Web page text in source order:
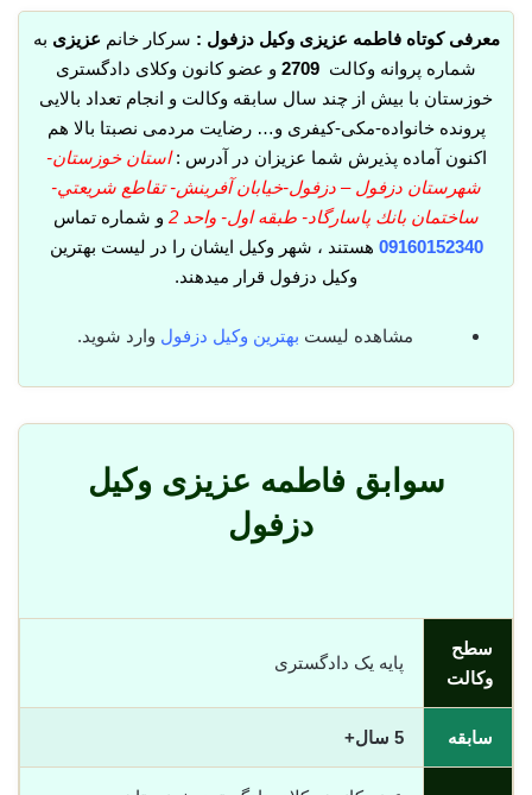
معرفی کوتاه فاطمه عزیزی وکیل دزفول : سرکار خانم عزیزی به
شماره پروانه وکالت 2709 و عضو کانون وکلای دادگستری
خوزستان با بیش از چند سال سابقه وکالت و انجام تعداد بالایی
پرونده خانواده-مکی-کیفری و… رضایت مردمی نصبتا بالا هم
اکنون آماده پذیرش شما عزیزان در آدرس :استان خوزستان-
شهرستان دزفول – دزفول-خيابان آفرينش- تقاطع شريعتي-
ساختمان بانك پاسارگاد- طبقه اول- واحد 2
و شماره تماس
09160152340 هستند ، شهر وکیل ایشان را در لیست بهترین
وکیل دزفول قرار میدهند.
مشاهده لیست بهترین وکیل دزفول وارد شوید.
سوابق فاطمه عزیزی وکیل
دزفول
سطح
وکالت
پایه یک دادگستری
سابقه 5 سال+